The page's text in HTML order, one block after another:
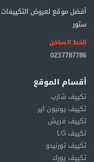
أفضل موقع لعروض
ستور
الخط الساخن
0237787786
أقسام الموقع
تكييف شارب
تكييف يونيون اير
تكييف فريش
تكييف LG
تكييف تورنيدو
تكييف يورك